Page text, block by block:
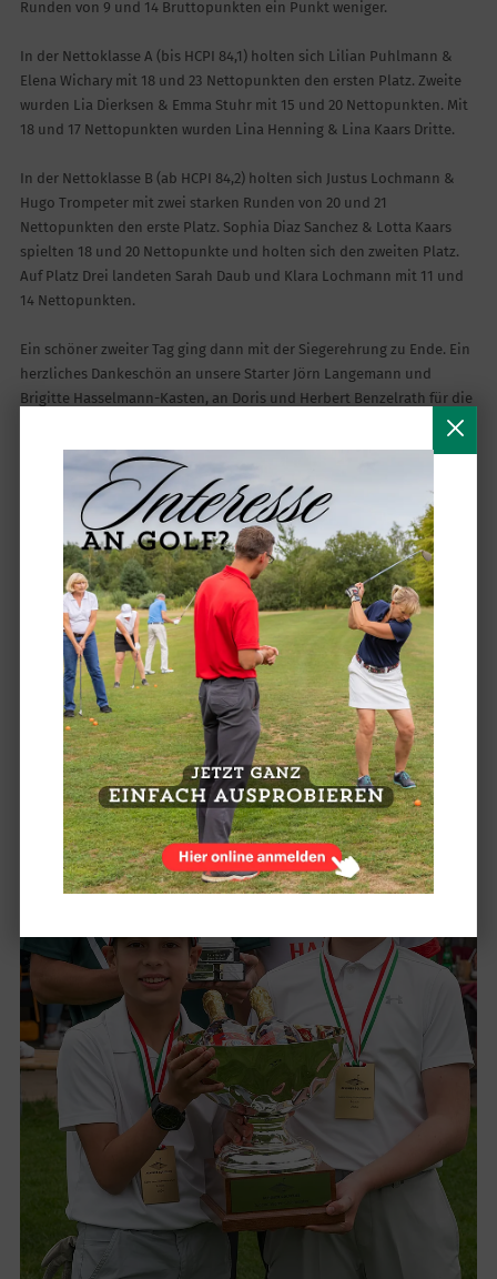
Runden von 9 und 14 Bruttopunkten ein Punkt weniger.
In der Nettoklasse A (bis HCPI 84,1) holten sich Lilian Puhlmann &
Elena Wichary mit 18 und 23 Nettopunkten den ersten Platz. Zweite
wurden Lia Dierksen & Emma Stuhr mit 15 und 20 Nettopunkten. Mit
18 und 17 Nettopunkten wurden Lina Henning & Lina Kaars Dritte.
In der Nettoklasse B (ab HCPI 84,2) holten sich Justus Lochmann &
Hugo Trompeter mit zwei starken Runden von 20 und 21
Nettopunkten den erste Platz. Sophia Diaz Sanchez & Lotta Kaars
spielten 18 und 20 Nettopunkte und holten sich den zweiten Platz.
Auf Platz Drei landeten Sarah Daub und Klara Lochmann mit 11 und
14 Nettopunkten.
Ein schöner zweiter Tag ging dann mit der Siegerehrung zu Ende. Ein
herzliches Dankeschön an unsere Starter Jörn Langemann und
Brigitte Hasselmann-Kasten, an Doris und Herbert Benzelrath für die
Bernd Meier und Rainer Lisec. Die Fotos kommen von unserer
Fotografin Sylvia Bothmer.
Wir gratulieren allen Siegern:innen und freuen uns schon auf die
neue Auflage im kommenden Jahr.